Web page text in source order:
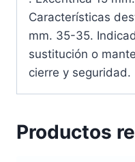
Características
mm. 35-35.
sustitución o
cierre y seguridad.
Productos